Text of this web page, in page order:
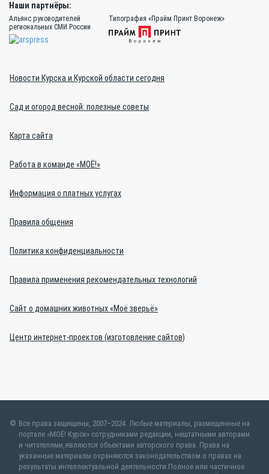
Наши партнёры:
Альянс руководителей
региональных СМИ России
Типография «Прайм Принт Воронеж»
Новости Курска и Курской области сегодня
Сад и огород весной: полезные советы
Карта сайта
Работа в команде «МОЁ!»
Информация о платных услугах
Правила общения
Политика конфиденциальности
Правила применения рекомендательных технологий
Сайт о домашних животных «Моё зверьё»
Центр интернет-проектов (изготовление сайтов)
Все права защищены, 2007–2024. Любые материалы, размещенные на
портале «МОЁ! Курск» сотрудниками редакции, нештатными авторами
и читателями,являются объектами авторского права. Права на
указанные материалы охраняются законодательством о правах на
результаты интеллектуальной деятельности.Полное или частичное